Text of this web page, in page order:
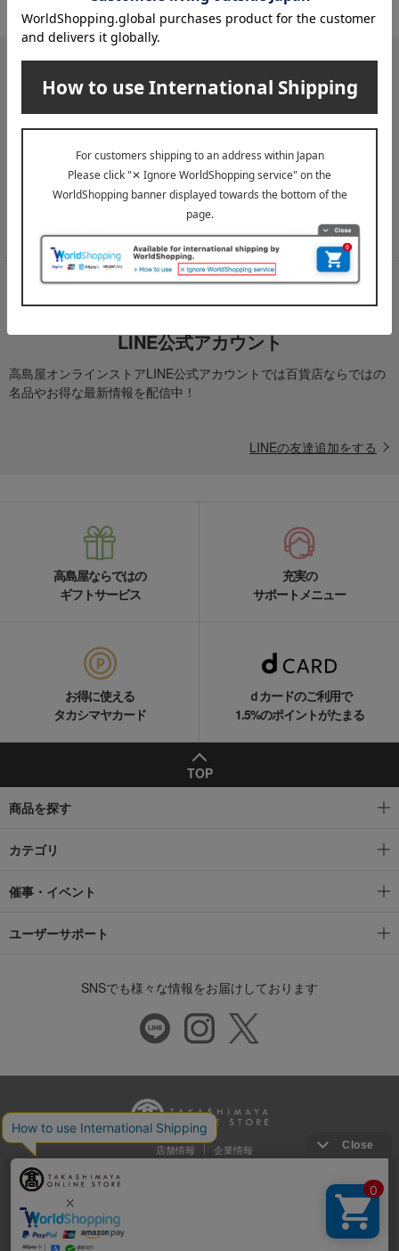
ど、「高島屋オンラインストア」のお得＆うれしい情報をお届けい
たします。
メールマガジンについて詳しく見る
LINE公式アカウント
高島屋オンラインストアLINE公式アカウントでは百貨店ならではの
名品やお得な最新情報を配信中！
LINEの友達追加をする
高島屋ならではの
ギフトサービス
充実の
サポートメニュー
お得に使える
タカシマヤカード
ｄカードのご利用で
1.5%のポイントがたまる
TOP
商品を探す
カテゴリ
催事・イベント
ユーザーサポート
SNSでも様々な情報をお届けしております
店舗情報 企業情報
推奨環境 特定商取引法に基づく表示
プライバシーポリシー
Cookie等の第三者提供について
ウェブアクセシビリティ方針